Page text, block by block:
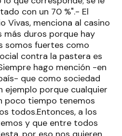
con un 70 %".- El
Vivas, menciona al casino
más duros porque hay
somos fuertes como
contra la pastera es
hago mención -en
que como sociedad
ejemplo porque cualquier
poco tiempo tenemos
todos.Entonces, a los
y que entre todos